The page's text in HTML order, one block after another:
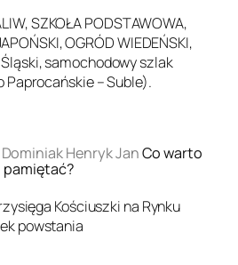
SZKOŁA PODSTAWOWA,
OGRÓD WIEDEŃSKI,
samochodowy szlak
– Suble).
Henryk JanCo warto
pamiętać?
Kościuszki na Rynku
powstania